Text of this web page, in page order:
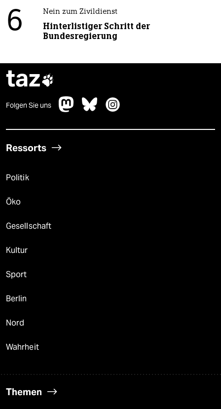
6 Nein zum Zivildienst
Hinterlistiger Schritt der
Bundesregierung
taz
Folgen Sie uns
Ressorts
Politik
Öko
Gesellschaft
Kultur
Sport
Berlin
Nord
Wahrheit
Themen